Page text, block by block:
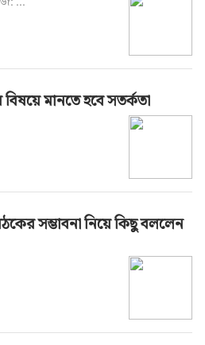
মানতে হবে সতর্কতা
সম্ভাবনা নিয়ে কিছু বললেন